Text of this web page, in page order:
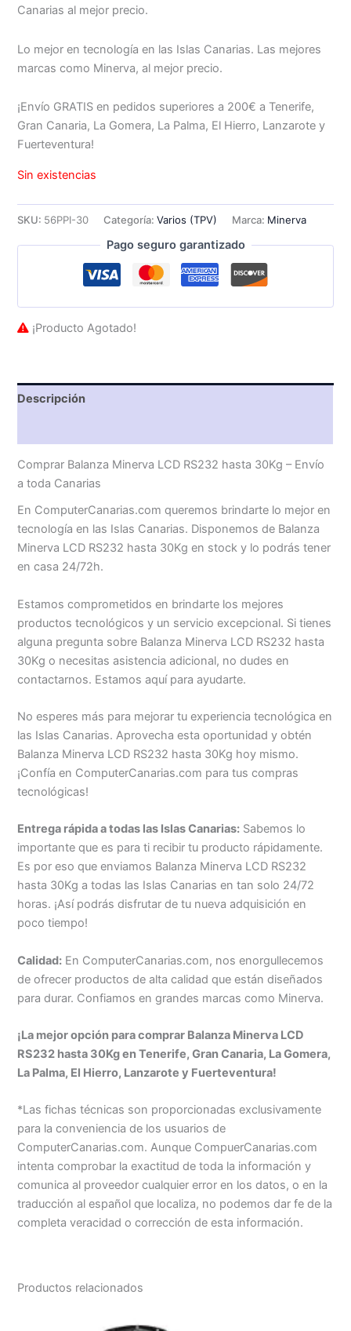
Canarias al mejor precio.
Lo mejor en tecnología en las Islas Canarias. Las mejores
marcas como Minerva, al mejor precio.
¡Envío GRATIS en pedidos superiores a 200€ a Tenerife,
Gran Canaria, La Gomera, La Palma, El Hierro, Lanzarote y
Fuerteventura!
Sin existencias
SKU: 56PPI-30 Categoría:Varios (TPV) Marca: Minerva
Pago seguro garantizado
¡Producto Agotado!
Descripción
Comprar Balanza Minerva LCD RS232 hasta 30Kg – Envío
a toda Canarias
En ComputerCanarias.com queremos brindarte lo mejor en
tecnología en las Islas Canarias. Disponemos de Balanza
Minerva LCD RS232 hasta 30Kg en stock y lo podrás tener
en casa 24/72h.
Estamos comprometidos en brindarte los mejores
productos tecnológicos y un servicio excepcional. Si tienes
alguna pregunta sobre Balanza Minerva LCD RS232 hasta
30Kg o necesitas asistencia adicional, no dudes en
contactarnos. Estamos aquí para ayudarte.
No esperes más para mejorar tu experiencia tecnológica en
las Islas Canarias. Aprovecha esta oportunidad y obtén
Balanza Minerva LCD RS232 hasta 30Kg hoy mismo.
¡Confía en ComputerCanarias.com para tus compras
tecnológicas!
Entrega rápida a todas las Islas Canarias: Sabemos lo
importante que es para ti recibir tu producto rápidamente.
Es por eso que enviamos Balanza Minerva LCD RS232
hasta 30Kg a todas las Islas Canarias en tan solo 24/72
horas. ¡Así podrás disfrutar de tu nueva adquisición en
poco tiempo!
Calidad: En ComputerCanarias.com, nos enorgullecemos
de ofrecer productos de alta calidad que están diseñados
para durar. Confiamos en grandes marcas como Minerva.
¡La mejor opción para comprar Balanza Minerva LCD
RS232 hasta 30Kg en Tenerife, Gran Canaria, La Gomera,
La Palma, El Hierro, Lanzarote y Fuerteventura!
*Las fichas técnicas son proporcionadas exclusivamente
para la conveniencia de los usuarios de
ComputerCanarias.com. Aunque CompuerCanarias.com
intenta comprobar la exactitud de toda la información y
comunica al proveedor cualquier error en los datos, o en la
traducción al español que localiza, no podemos dar fe de la
completa veracidad o corrección de esta información.
Productos relacionados